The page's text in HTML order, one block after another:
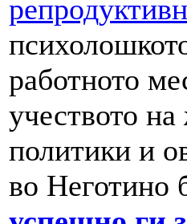
работното
учеството
политики и
во Неготино